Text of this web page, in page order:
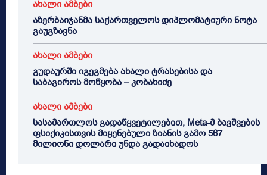
ახალი ამბები
აზერბაიჯანმა საქართველოს დიპლომატიური ნოტა
გაუგზავნა
ახალი ამბები
გუდაურში იგეგმება ახალი ტრასებისა და
საბაგიროს მოწყობა – კობახიძე
ახალი ამბები
სასამართლოს გადაწყვეტილებით, Meta-მ ბავშვების
ფსიქიკისთვის მიყენებული ზიანის გამო 567
მილიონი დოლარი უნდა გადაიხადოს